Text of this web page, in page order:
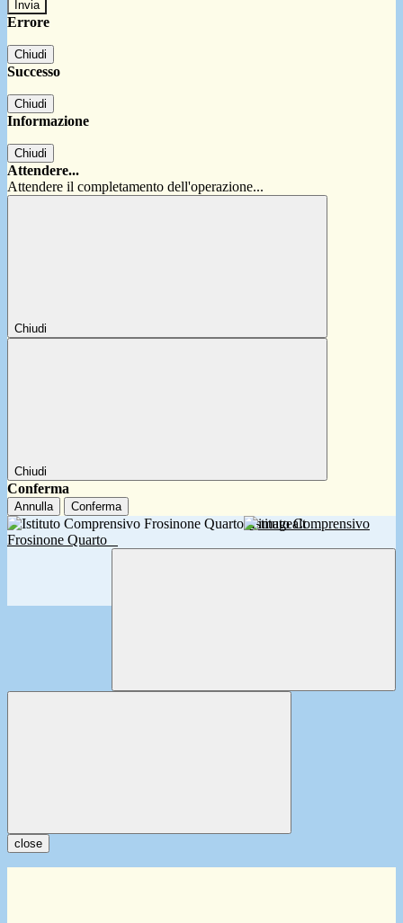
Errore
Chiudi
Successo
Chiudi
Informazione
Chiudi
Attendere...
Attendere il completamento dell'operazione...
Chiudi
Chiudi
Conferma
Annulla Conferma
Istituto Comprensivo
Frosinone Quarto
close